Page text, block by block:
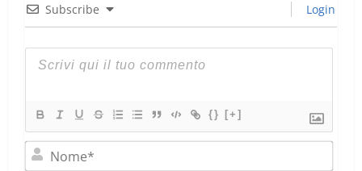
Subscribe Login
{} [+]